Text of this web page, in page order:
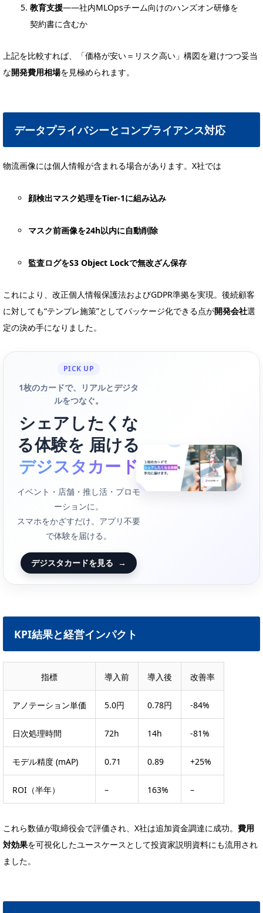
教育支援――社内MLOpsチーム向けのハンズオン研修を
契約書に含むか
上記を比較すれば、「価格が安い＝リスク高い」構図を避けつつ妥当
な開発費用相場を見極められます。
データプライバシーとコンプライアンス対応
物流画像には個人情報が含まれる場合があります。X社では
顔検出マスク処理をTier-1に組み込み
マスク前画像を24h以内に自動削除
監査ログをS3 Object Lockで無改ざん保存
これにより、改正個人情報保護法およびGDPR準拠を実現。後続顧客
に対しても“テンプレ施策”としてパッケージ化できる点が開発会社選
定の決め手になりました。
PICK UP
1枚のカードで、リアルとデジタ
ルをつなぐ。
シェアしたくな
る体験を 届ける
デジスタカード
イベント・店舗・推し活・プロモ
ーションに。
スマホをかざすだけ。アプリ不要
で体験を届ける。
デジスタカードを見る →
KPI結果と経営インパクト
指標 導入前 導入後 改善率
アノテーション単価 5.0円 0.78円 -84%
日次処理時間 72h 14h -81%
モデル精度 (mAP) 0.71 0.89 +25%
ROI（半年） – 163% –
これら数値が取締役会で評価され、X社は追加資金調達に成功。 費用
対効果を可視化したユースケースとして投資家説明資料にも流用され
ました。